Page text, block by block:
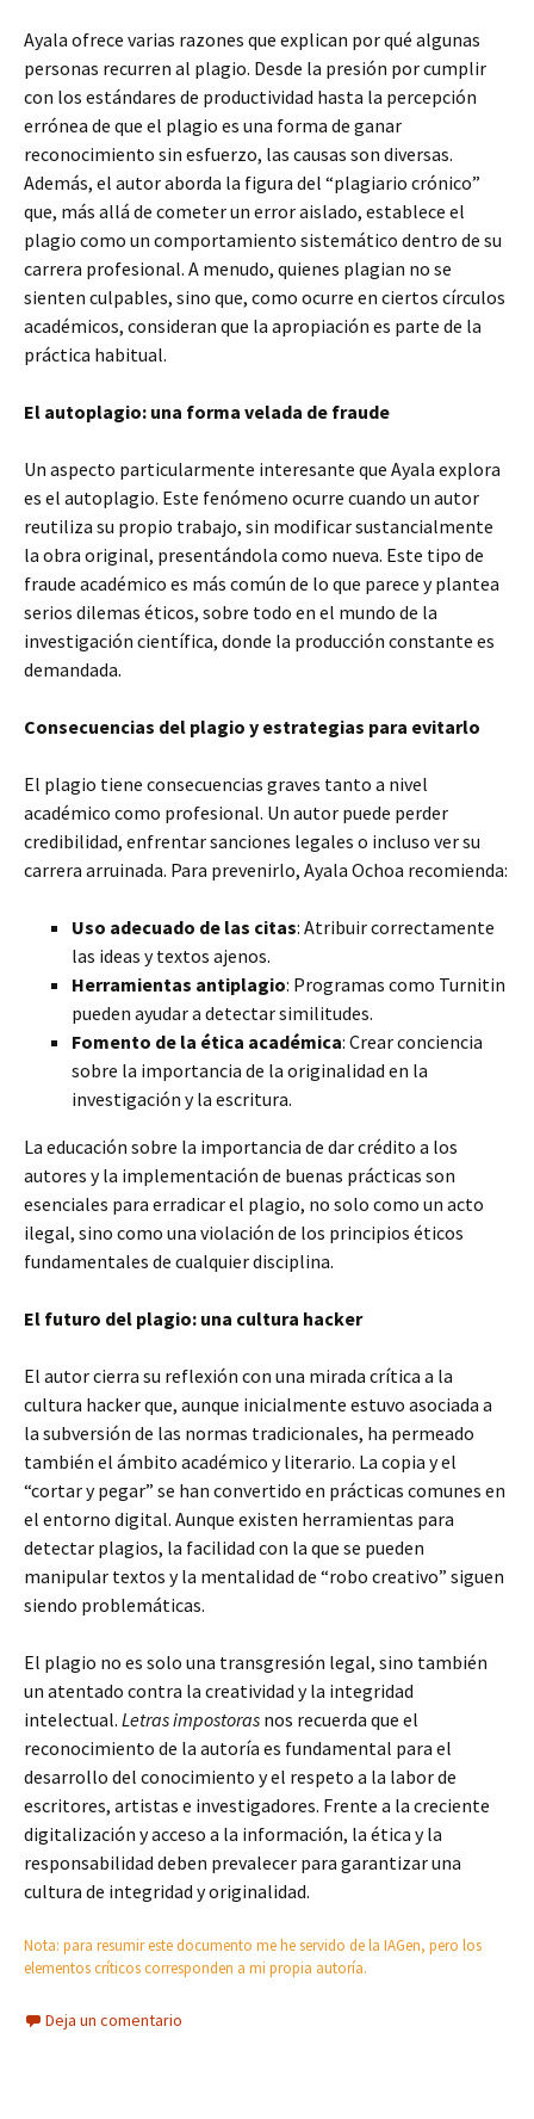
Ayala ofrece varias razones que explican por qué algunas
personas recurren al plagio. Desde la presión por cumplir
con los estándares de productividad hasta la percepción
errónea de que el plagio es una forma de ganar
reconocimiento sin esfuerzo, las causas son diversas.
Además, el autor aborda la figura del “plagiario crónico”
que, más allá de cometer un error aislado, establece el
plagio como un comportamiento sistemático dentro de su
carrera profesional. A menudo, quienes plagian no se
sienten culpables, sino que, como ocurre en ciertos círculos
académicos, consideran que la apropiación es parte de la
práctica habitual.
El autoplagio: una forma velada de fraude
Un aspecto particularmente interesante que Ayala explora
es el autoplagio. Este fenómeno ocurre cuando un autor
reutiliza su propio trabajo, sin modificar sustancialmente
la obra original, presentándola como nueva. Este tipo de
fraude académico es más común de lo que parece y plantea
serios dilemas éticos, sobre todo en el mundo de la
investigación científica, donde la producción constante es
demandada.
Consecuencias del plagio y estrategias para evitarlo
El plagio tiene consecuencias graves tanto a nivel
académico como profesional. Un autor puede perder
credibilidad, enfrentar sanciones legales o incluso ver su
carrera arruinada. Para prevenirlo, Ayala Ochoa recomienda:
Uso adecuado de las citas: Atribuir correctamente
las ideas y textos ajenos.
Herramientas antiplagio: Programas como Turnitin
pueden ayudar a detectar similitudes.
Fomento de la ética académica: Crear conciencia
sobre la importancia de la originalidad en la
investigación y la escritura.
La educación sobre la importancia de dar crédito a los
autores y la implementación de buenas prácticas son
esenciales para erradicar el plagio, no solo como un acto
ilegal, sino como una violación de los principios éticos
fundamentales de cualquier disciplina.
El futuro del plagio: una cultura hacker
El autor cierra su reflexión con una mirada crítica a la
cultura hacker que, aunque inicialmente estuvo asociada a
la subversión de las normas tradicionales, ha permeado
también el ámbito académico y literario. La copia y el
“cortar y pegar” se han convertido en prácticas comunes en
el entorno digital. Aunque existen herramientas para
detectar plagios, la facilidad con la que se pueden
manipular textos y la mentalidad de “robo creativo” siguen
siendo problemáticas.
El plagio no es solo una transgresión legal, sino también
un atentado contra la creatividad y la integridad
intelectual. Letras impostoras nos recuerda que el
reconocimiento de la autoría es fundamental para el
desarrollo del conocimiento y el respeto a la labor de
escritores, artistas e investigadores. Frente a la creciente
digitalización y acceso a la información, la ética y la
responsabilidad deben prevalecer para garantizar una
cultura de integridad y originalidad.
Nota: para resumir este documento me he servido de la IAGen, pero los
elementos críticos corresponden a mi propia autoría.
Deja un comentario